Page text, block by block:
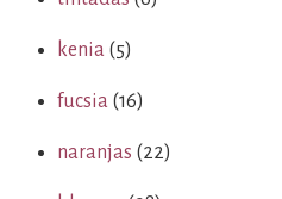
kenia (5)
fucsia (16)
naranjas (22)